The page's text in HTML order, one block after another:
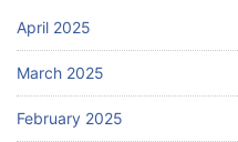
April 2025
March 2025
February 2025